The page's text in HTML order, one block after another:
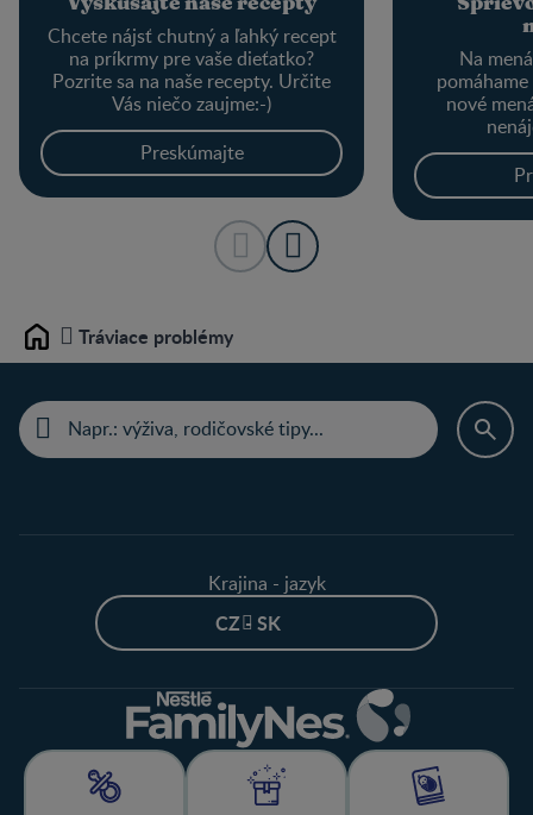
Chcete nájsť chutný a ľahký recept
na príkrmy pre vaše dieťatko?
Pozrite sa na naše recepty. Určite
Vás niečo zaujme:-)
Preskúmajte
Na
nové
Home Tráviace problémy
Krajina - jazyk
CZ - SK